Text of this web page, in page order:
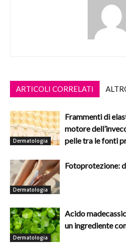
ARTICOLI CORRELATI
Dermatologia
Frammenti di
motore
pelle tra le fonti
Dermatologia
Fotoprotezione:
Dermatologia
Acido
un ingrediente